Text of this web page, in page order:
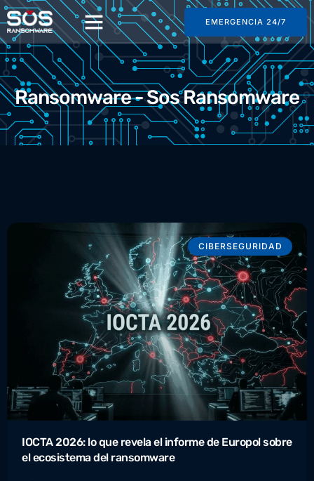
EMERGENCIA 24/7
Ransomware - Sos Ransomware
CIBERSEGURIDAD
IOCTA 2026: lo que revela el informe de Europol sobre
el ecosistema del ransomware